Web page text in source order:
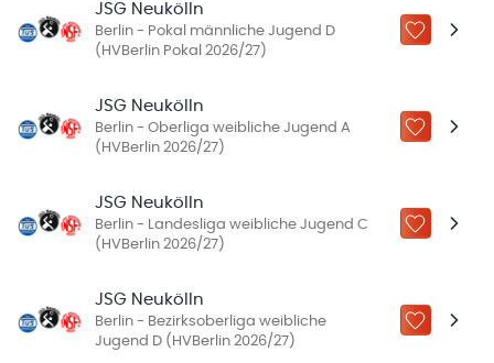
JSG Neukölln
Berlin - Pokal männliche Jugend D
(HVBerlin Pokal 2026/27)
ZU „MEINE
JSG Neukölln
Berlin - Oberliga weibliche Jugend A
(HVBerlin 2026/27)
ZU „MEINE
JSG Neukölln
Berlin - Landesliga weibliche Jugend C
(HVBerlin 2026/27)
ZU „MEINE
JSG Neukölln
Berlin - Bezirksoberliga weibliche
Jugend D (HVBerlin 2026/27)
ZU „MEINE